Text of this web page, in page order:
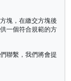
塊，在繳交方塊後
一個符合規範的方
聯繫，我們將會提